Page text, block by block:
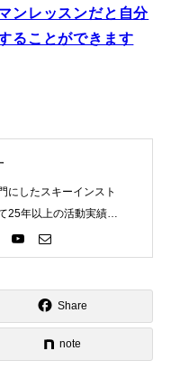
Online Store
ンレッスンだと自分
ることができます
にしたスキーインスト
25年以上の活動実績。
スクール代表として、
ラクターが職業選択の
Share
note